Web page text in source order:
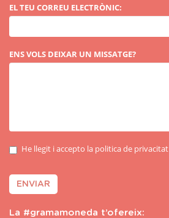
EL TEU CORREU ELECTRÒNIC:
ENS VOLS DEIXAR UN MISSATGE?
He llegit i accepto la politica de privacitat
ENVIAR
La #gramamoneda t’ofereix: